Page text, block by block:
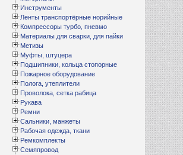
Инструменты
Ленты транспортёрные норийные
Компрессоры турбо, пневмо
Материалы для сварки, для пайки
Метизы
Муфты, штуцера
Подшипники, кольца стопорные
Пожарное оборудование
Полога, утеплители
Проволока, сетка рабица
Рукава
Ремни
Сальники, манжеты
Рабочая одежда, ткани
Ремкомплекты
Семяпровод